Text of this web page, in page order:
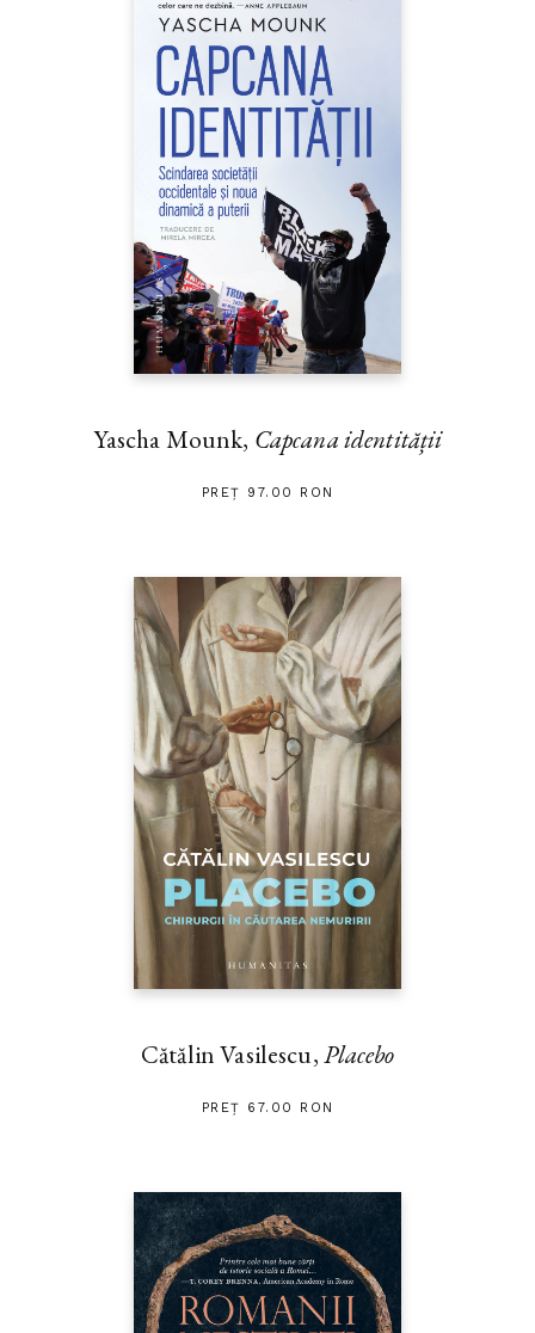
Yascha Mounk, Capcana identității
PREȚ 97.00 RON
Cătălin Vasilescu,Placebo
PREȚ 67.00 RON